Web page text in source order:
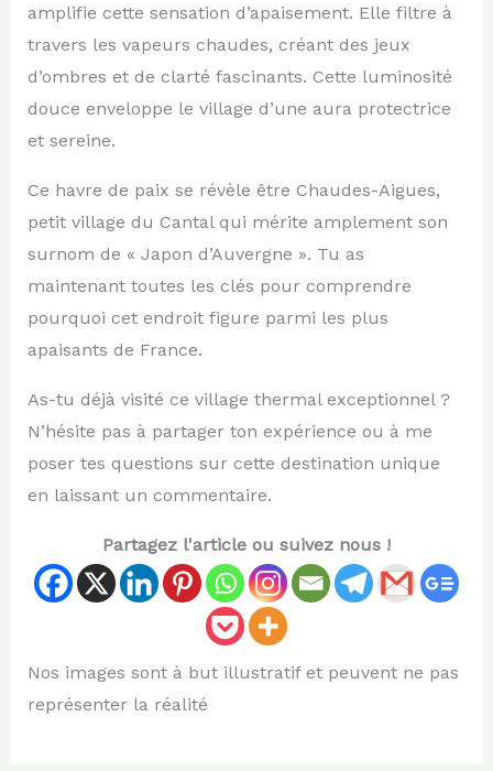
amplifie cette sensation d’apaisement. Elle filtre à
travers les vapeurs chaudes, créant des jeux
d’ombres et de clarté fascinants. Cette luminosité
douce enveloppe le village d’une aura protectrice
et sereine.
Ce havre de paix se révèle être Chaudes-Aigues,
petit village du Cantal qui mérite amplement son
surnom de « Japon d’Auvergne ». Tu as
maintenant toutes les clés pour comprendre
pourquoi cet endroit figure parmi les plus
apaisants de France.
As-tu déjà visité ce village thermal exceptionnel ?
N’hésite pas à partager ton expérience ou à me
poser tes questions sur cette destination unique
en laissant un commentaire.
Partagez l'article ou suivez nous !
Nos images sont à but illustratif et peuvent ne pas
représenter la réalité